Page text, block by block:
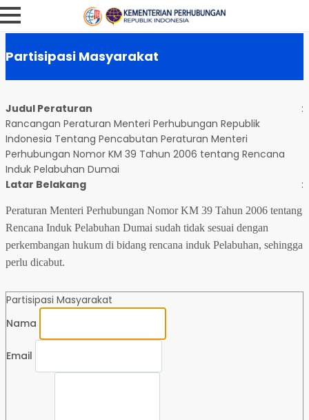
Partisipasi Masyarakat
Judul Peraturan
:
Rancangan Peraturan Menteri Perhubungan Republik
Indonesia Tentang Pencabutan Peraturan Menteri
Perhubungan Nomor KM 39 Tahun 2006 tentang Rencana
Induk Pelabuhan Dumai
Latar Belakang
:
Peraturan Menteri Perhubungan Nomor KM 39 Tahun 2006 tentang
Rencana Induk Pelabuhan Dumai sudah tidak sesuai dengan
perkembangan hukum di bidang rencana induk Pelabuhan, sehingga
perlu dicabut.
Partisipasi Masyarakat
Nama
Email